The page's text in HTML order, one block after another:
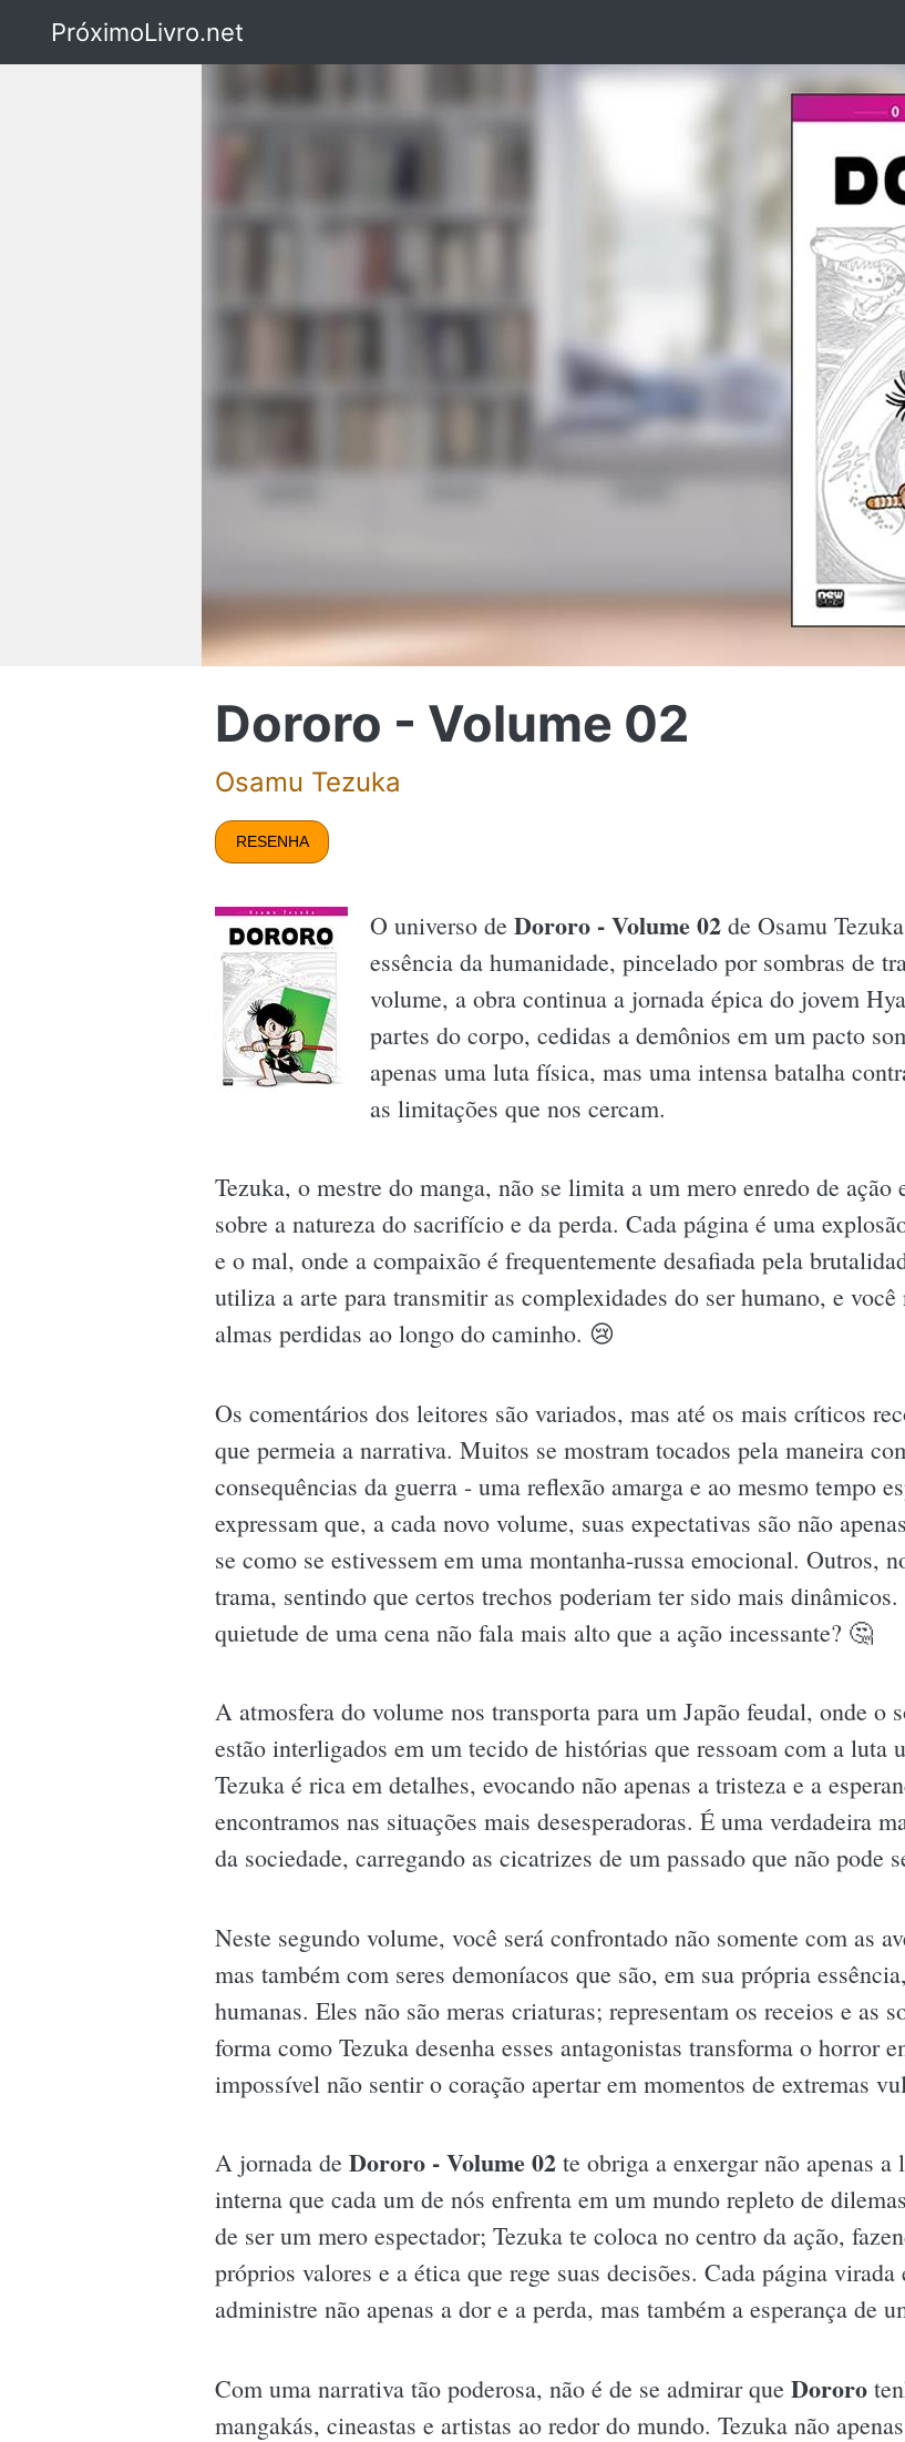
PróximoLivro.net
Dororo - Volume 02
Osamu Tezuka
RESENHA
O universo de Dororo - Volume 02 de Osamu
essência da humanidade, pincelado por sombras de
volume, a obra continua a jornada épica do jovem
partes do corpo, cedidas a demônios em um pacto
apenas uma luta física, mas uma intensa batalha
as limitações que nos cercam.
Tezuka, o mestre do manga, não se limita a um mero enredo de
sobre a natureza do sacrifício e da perda. Cada página é uma
e o mal, onde a compaixão é frequentemente desafiada pela
utiliza a arte para transmitir as complexidades do ser humano, e
almas perdidas ao longo do caminho. 😢
Os comentários dos leitores são variados, mas até os mais críticos
que permeia a narrativa. Muitos se mostram tocados pela maneira
consequências da guerra - uma reflexão amarga e ao mesmo tempo
expressam que, a cada novo volume, suas expectativas são não
se como se estivessem em uma montanha-russa emocional. Outros,
trama, sentindo que certos trechos poderiam ter sido mais
quietude de uma cena não fala mais alto que a ação incessante? 🤔
A atmosfera do volume nos transporta para um Japão feudal, onde o
estão interligados em um tecido de histórias que ressoam com a luta
Tezuka é rica em detalhes, evocando não apenas a tristeza e a
encontramos nas situações mais desesperadoras. É uma verdadeira
da sociedade, carregando as cicatrizes de um passado que não pode
Neste segundo volume, você será confrontado não somente com as
mas também com seres demoníacos que são, em sua própria
humanas. Eles não são meras criaturas; representam os receios e as
forma como Tezuka desenha esses antagonistas transforma o horror
impossível não sentir o coração apertar em momentos de extremas
A jornada de Dororo - Volume 02 te obriga a enxergar não apenas
interna que cada um de nós enfrenta em um mundo repleto de
de ser um mero espectador; Tezuka te coloca no centro da ação,
próprios valores e a ética que rege suas decisões. Cada página
administre não apenas a dor e a perda, mas também a esperança de
Com uma narrativa tão poderosa, não é de se admirar que Dororo
mangakás, cineastas e artistas ao redor do mundo. Tezuka não